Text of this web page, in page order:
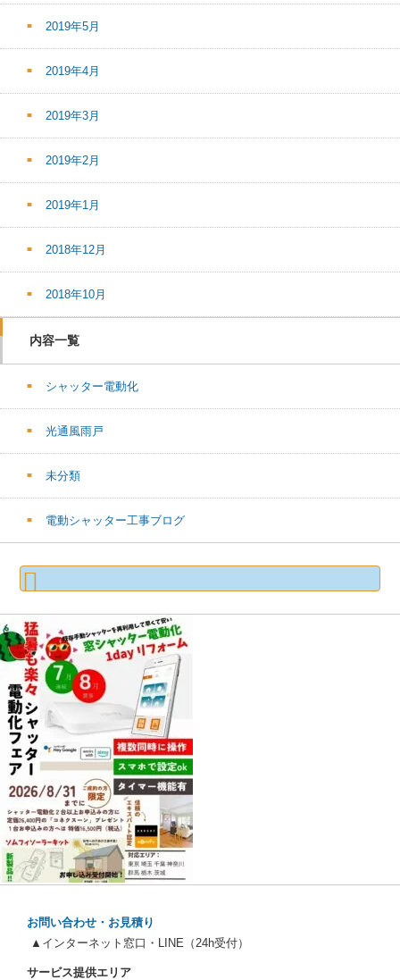
2019年5月
2019年4月
2019年3月
2019年2月
2019年1月
2018年12月
2018年10月
内容一覧
シャッター電動化
光通風雨戸
未分類
電動シャッター工事ブログ
検
お問い合わせ・お見積り
▲インターネット窓口・LINE（24h受付）
サービス提供エリア